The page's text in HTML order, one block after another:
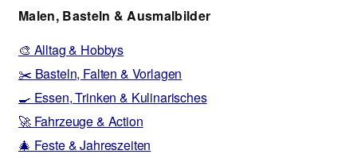
Malen, Basteln & Ausmalbilder
🎨 Alltag & Hobbys
✂️ Basteln, Falten & Vorlagen
🍳 Essen, Trinken & Kulinarisches
🚀 Fahrzeuge & Action
🎄 Feste & Jahreszeiten